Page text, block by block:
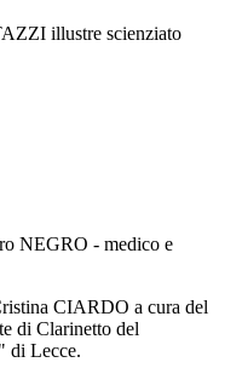
illustre scienziato
NEGRO - medico e
CIARDO a cura del
di Clarinetto del
di Lecce.